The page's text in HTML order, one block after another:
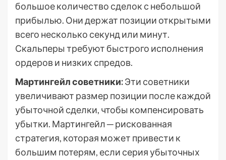
большое количество сделок с небольшой
прибылью. Они держат позиции открытыми
всего несколько секунд или минут.
Скальперы требуют быстрого исполнения
ордеров и низких спредов.
Мартингейл советники:Эти советники
увеличивают размер позиции после каждой
убыточной сделки, чтобы компенсировать
убытки. Мартингейл ─ рискованная
стратегия, которая может привести к
большим потерям, если серия убыточных